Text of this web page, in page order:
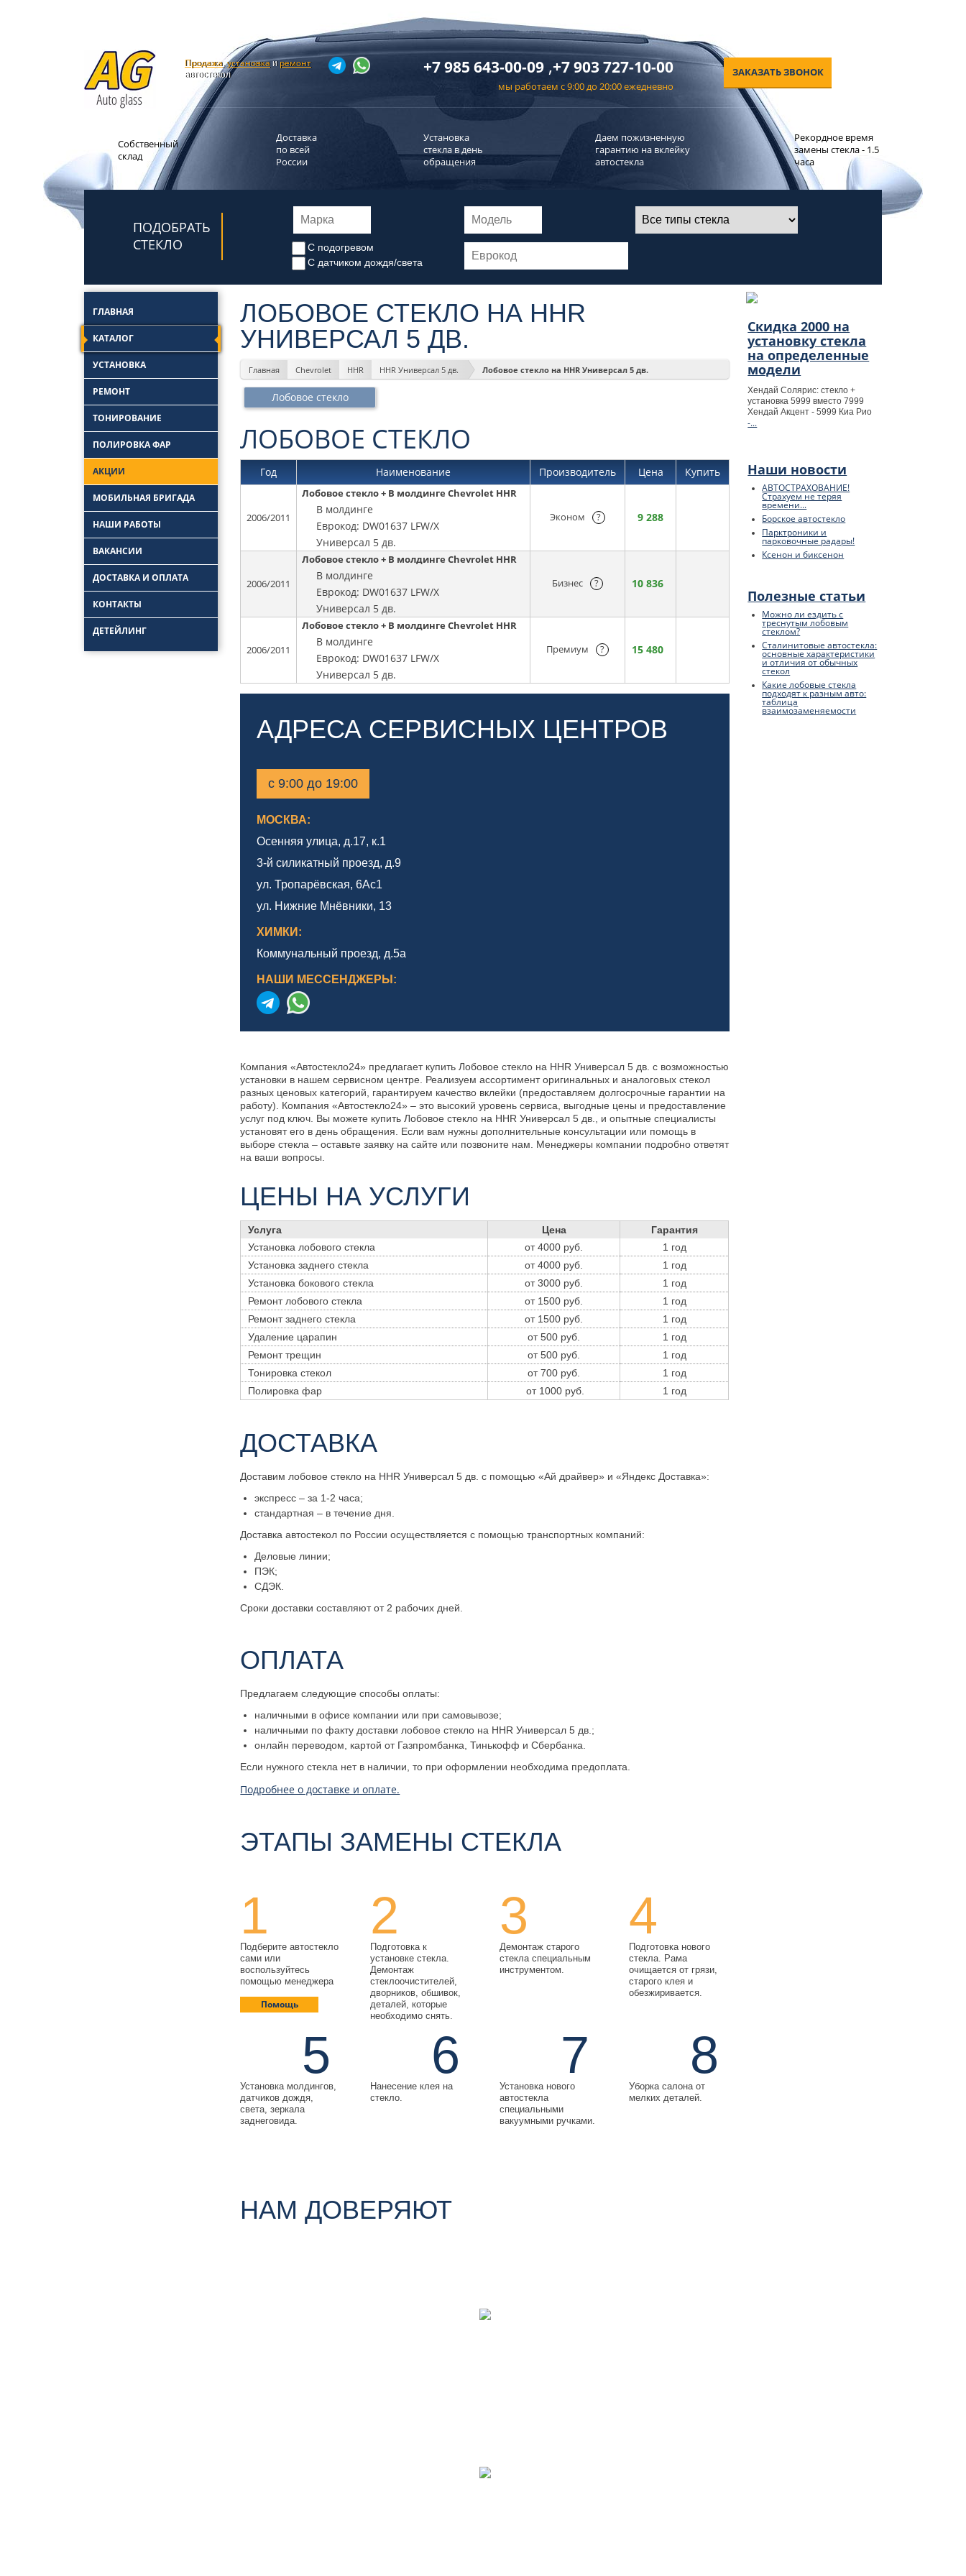
Продажа,установкаи ремонт
автостекол +7 985 643-00-09 ,+7 903 727-10-00
мы работаем с 9:00 до 20:00 ежедневно
ЗАКАЗАТЬ ЗВОНОК
Собственный
склад
Доставка
по всей
России
Установка
стекла в день
обращения
Даем пожизненную
гарантию на вклейку
автостекла
Рекордное время
замены стекла - 1.5
часа
ПОДОБРАТЬ
СТЕКЛО
С подогревом
С датчиком дождя/света
ГЛАВНАЯ
КАТАЛОГ
УСТАНОВКА
стекол
Замена лобовых
РЕМОНТ
стекла
автостекла
Ремонт трещин
автостекол
Ремонт заднего
стекла автомобиля
ТОНИРОВАНИЕ
ПОЛИРОВКА ФАР
АКЦИИ
МОБИЛЬНАЯ БРИГАДА
НАШИ РАБОТЫ
ВАКАНСИИ
ДОСТАВКА И ОПЛАТА
КОНТАКТЫ
ДЕТЕЙЛИНГ
Полировка
ЛОБОВОЕ СТЕКЛО НА HHR
УНИВЕРСАЛ 5 ДВ.
Главная Chevrolet HHR HHR Универсал 5 дв. Лобовое стекло на HHR Универсал 5 дв.
Лобовое стекло
ЛОБОВОЕ СТЕКЛО
Год Наименование Производитель Цена Купить
2006/2011
Лобовое стекло + В молдинге Chevrolet HHR
В молдинге
Еврокод: DW01637 LFW/X
Универсал 5 дв.
Эконом ? 9 288
2006/2011
Лобовое стекло + В молдинге Chevrolet HHR
В молдинге
Еврокод: DW01637 LFW/X
Универсал 5 дв.
Бизнес ? 10 836
2006/2011
Лобовое стекло + В молдинге Chevrolet HHR
В молдинге
Еврокод: DW01637 LFW/X
Универсал 5 дв.
Премиум ? 15 480
АДРЕСА СЕРВИСНЫХ ЦЕНТРОВ
с 9:00 до 19:00
МОСКВА:
Осенняя улица, д.17, к.1
3-й силикатный проезд, д.9
ул. Тропарёвская, 6Ас1
ул. Нижние Мнёвники, 13
ХИМКИ:
Коммунальный проезд, д.5а
НАШИ МЕССЕНДЖЕРЫ:
Компания «Автостекло24» предлагает купить Лобовое стекло на HHR Универсал 5 дв. с возможностью
установки в нашем сервисном центре. Реализуем ассортимент оригинальных и аналоговых стекол
разных ценовых категорий, гарантируем качество вклейки (предоставляем долгосрочные гарантии на
работу). Компания «Автостекло24» – это высокий уровень сервиса, выгодные цены и предоставление
услуг под ключ. Вы можете купить Лобовое стекло на HHR Универсал 5 дв., и опытные специалисты
установят его в день обращения. Если вам нужны дополнительные консультации или помощь в
выборе стекла – оставьте заявку на сайте или позвоните нам. Менеджеры компании подробно ответят
на ваши вопросы.
ЦЕНЫ НА УСЛУГИ
Услуга Цена
Гарантия
Установка лобового стекла
от 4000 руб.
1 год
Установка заднего стекла
от 4000 руб.
1 год
Установка бокового стекла
от 3000 руб.
1 год
Ремонт лобового стекла
от 1500 руб.
1 год
Ремонт заднего стекла
от 1500 руб.
1 год
Удаление царапин
от 500 руб.
1 год
Ремонт трещин
от 500 руб.
1 год
Тонировка стекол
от 700 руб.
1 год
Полировка фар
от 1000 руб. 1 год
ДОСТАВКА
Доставим лобовое стекло на HHR Универсал 5 дв. с помощью «Ай драйвер» и «Яндекс Доставка»:
экспресс – за 1-2 часа;
стандартная – в течение дня.
Доставка автостекол по России осуществляется с помощью транспортных компаний:
Деловые линии;
ПЭК;
СДЭК.
Сроки доставки составляют от 2 рабочих дней.
ОПЛАТА
Предлагаем следующие способы оплаты:
наличными в офисе компании или при самовывозе;
наличными по факту доставки лобовое стекло на HHR Универсал 5 дв.;
онлайн переводом, картой от Газпромбанка, Тинькофф и Сбербанка.
Если нужного стекла нет в наличии, то при оформлении необходима предоплата.
Подробнее о доставке и оплате.
ЭТАПЫ ЗАМЕНЫ СТЕКЛА
1
Подберите автостекло
сами или
воспользуйтесь
помощью менеджера
Помощь
2
Подготовка к
установке стекла.
Демонтаж
стеклоочистителей,
дворников, обшивок,
деталей, которые
необходимо снять.
3
Демонтаж старого
стекла специальным
инструментом.
4
Подготовка нового
стекла. Рама
очищается от грязи,
старого клея и
обезжиривается.
5
Установка молдингов,
датчиков дождя,
света, зеркала
заднеговида.
6
Нанесение клея на
стекло.
7
Установка нового
автостекла
специальными
вакуумными ручками.
8
Уборка салона от
мелких деталей.
НАМ ДОВЕРЯЮТ
Скидка 2000 на
установку стекла
на определенные
модели
Хендай Солярис: стекло +
установка 5999 вместо 7999
Хендай Акцент - 5999 Киа Рио
-...
Наши новости
АВТОСТРАХОВАНИЕ!
Страхуем не теряя
времени...
Борское автостекло
Парктроники и
парковочные радары!
Ксенон и биксенон
Полезные статьи
Можно ли ездить с
треснутым лобовым
стеклом?
Сталинитовые автостекла:
основные характеристики
и отличия от обычных
стекол
Какие лобовые стекла
подходят к разным авто:
таблица
взаимозаменяемости